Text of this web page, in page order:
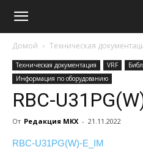
Домой Техническая
Техническая документация VRF
Информация по оборудованию
RBC-
От Редакция МКХ - 21.11.2022
RBC-U31PG(W)-E_IM